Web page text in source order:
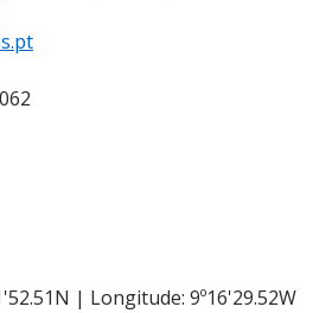
| Longitude: 9º16'29.52W